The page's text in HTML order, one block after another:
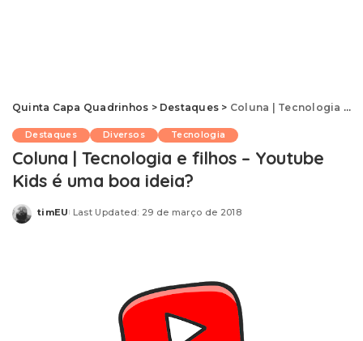
Quinta Capa Quadrinhos > Destaques > Coluna | Tecnologia e filhos – Youtube Kids é uma boa ideia?
Destaques Diversos Tecnologia
Coluna | Tecnologia e filhos – Youtube
Kids é uma boa ideia?
Posted
timEU Last Updated: 29 de março de 2018